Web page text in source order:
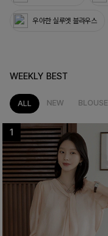
우아한 실루엣 블라우스
WEEKLY BEST
ALL NEW BLOUSE